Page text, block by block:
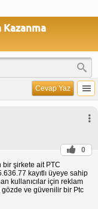
Cevap Yaz
0
bir şirkete ait PTC
kayıtlı üyeye sahip
kullanıcılar için reklam
gözde ve güvenilir bir Ptc